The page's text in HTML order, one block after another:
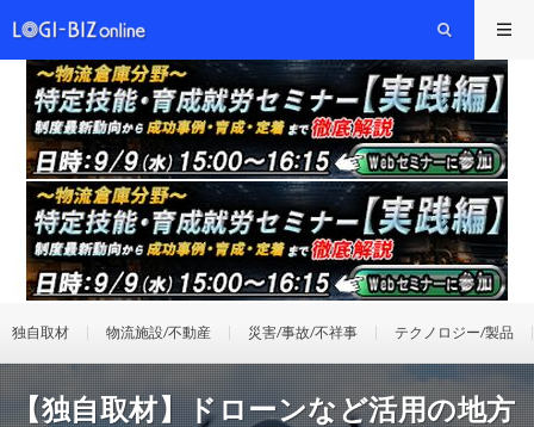
独自取材 物流施設/不動産 災害/事故/不祥事 テクノロジー/製品
【独自取材】ドローンなど活用の地方